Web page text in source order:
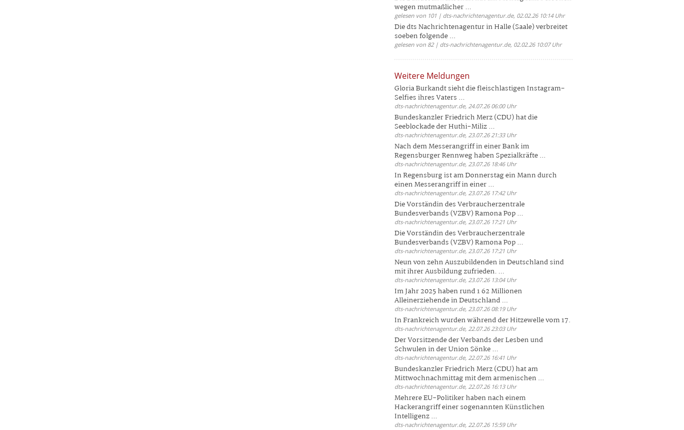
wegen mutmaßlicher ...
gelesen von 101 | dts-nachrichtenagentur.de, 02.02.26 10:14 Uhr
Die dts Nachrichtenagentur in Halle (Saale) verbreitet
soeben folgende ...
gelesen von 82 | dts-nachrichtenagentur.de, 02.02.26 10:07 Uhr
Weitere Meldungen
Gloria Burkandt sieht die fleischlastigen Instagram-
Selfies ihres Vaters ...
dts-nachrichtenagentur.de, 24.07.26 06:00 Uhr
Bundeskanzler Friedrich Merz (CDU) hat die
Seeblockade der Huthi-Miliz ...
dts-nachrichtenagentur.de, 23.07.26 21:33 Uhr
Nach dem Messerangriff in einer Bank im
Regensburger Rennweg haben Spezialkräfte ...
dts-nachrichtenagentur.de, 23.07.26 18:46 Uhr
In Regensburg ist am Donnerstag ein Mann durch
einen Messerangriff in einer ...
dts-nachrichtenagentur.de, 23.07.26 17:42 Uhr
Die Vorständin des Verbraucherzentrale
Bundesverbands (VZBV) Ramona Pop ...
dts-nachrichtenagentur.de, 23.07.26 17:21 Uhr
Die Vorständin des Verbraucherzentrale
Bundesverbands (VZBV) Ramona Pop ...
dts-nachrichtenagentur.de, 23.07.26 17:21 Uhr
Neun von zehn Auszubildenden in Deutschland sind
mit ihrer Ausbildung zufrieden. ...
dts-nachrichtenagentur.de, 23.07.26 13:04 Uhr
Im Jahr 2025 haben rund 1 62 Millionen
Alleinerziehende in Deutschland ...
dts-nachrichtenagentur.de, 23.07.26 08:19 Uhr
In Frankreich wurden während der Hitzewelle vom 17.
dts-nachrichtenagentur.de, 22.07.26 23:03 Uhr
Der Vorsitzende der Verbands der Lesben und
Schwulen in der Union Sönke ...
dts-nachrichtenagentur.de, 22.07.26 16:41 Uhr
Bundeskanzler Friedrich Merz (CDU) hat am
Mittwochnachmittag mit dem armenischen ...
dts-nachrichtenagentur.de, 22.07.26 16:13 Uhr
Mehrere EU-Politiker haben nach einem
Hackerangriff einer sogenannten Künstlichen
Intelligenz ...
dts-nachrichtenagentur.de, 22.07.26 15:59 Uhr